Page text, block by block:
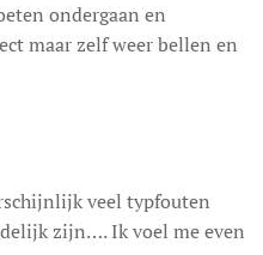
ondergaan en
maar zelf weer bellen en
veel typfouten
zijn…. Ik voel me even